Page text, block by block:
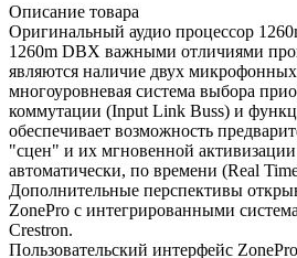
Описание товара
Оригинальный аудио процессор
1260m DBX важными отличиями
являются наличие двух
многоуровневая система выбора
коммутации (Input Link Buss) и
обеспечивает возможность
"сцен" и их мгновенной
автоматически, по времени (Real
Дополнительные перспективы
ZonePro с интегрированными
Crestron.
Пользовательский интерфейс